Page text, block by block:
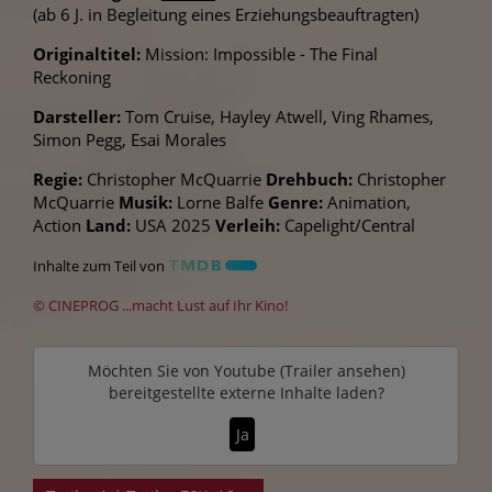
(ab 6 J. in Begleitung eines Erziehungsbeauftragten)
Originaltitel: Mission: Impossible - The Final
Reckoning
Darsteller: Tom Cruise, Hayley Atwell, Ving Rhames,
Simon Pegg, Esai Morales
Regie: Christopher McQuarrie Drehbuch: Christopher
McQuarrie Musik: Lorne Balfe Genre: Animation,
Action Land: USA 2025 Verleih: Capelight/Central
Inhalte zum Teil von
© CINEPROG ...macht Lust auf Ihr Kino!
Möchten Sie von Youtube (Trailer ansehen)
bereitgestellte externe Inhalte laden?
Ja